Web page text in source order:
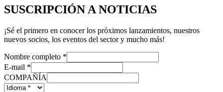
SUSCRIPCIÓN A NOTICIAS
¡Sé el primero en conocer los próximos lanzamientos, nuestros
nuevos socios, los eventos del sector y mucho más!
Nombre completo *
E-mail *
COMPAÑÍA